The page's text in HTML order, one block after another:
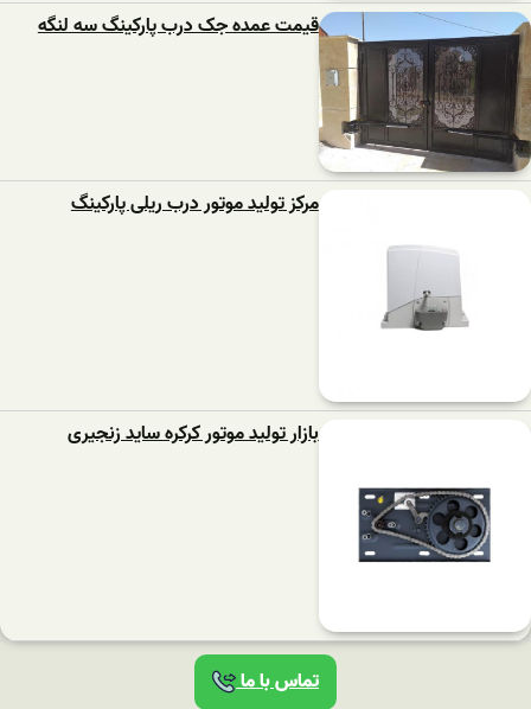
قیمت عمده جک درب پارکینگ سه لنگه
مرکز تولید موتور درب ریلی پارکینگ
بازار تولید موتور کرکره ساید زنجیری
تماس با ما